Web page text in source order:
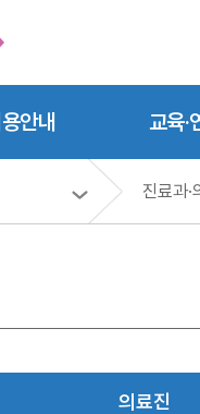
안내 교육·
진료과·
의료진